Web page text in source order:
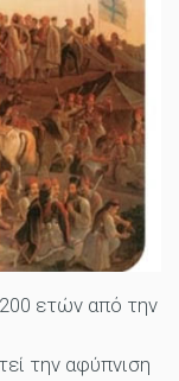
ετών από την
την αφύπνιση